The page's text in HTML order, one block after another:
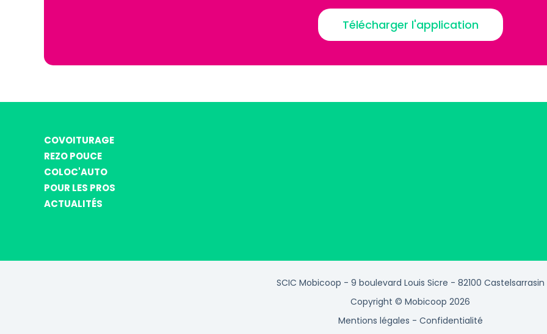
Télécharger l'application
COVOITURAGE
REZO POUCE
COLOC'AUTO
POUR LES PROS
ACTUALITÉS
SCIC Mobicoop - 9 boulevard Louis Sicre - 82100 Castelsarrasin
Copyright © Mobicoop 2026
Mentions légales - Confidentialité